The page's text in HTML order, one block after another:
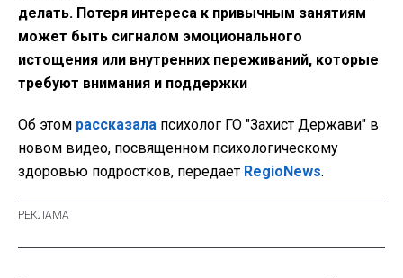
делать. Потеря интереса к привычным занятиям
может быть сигналом эмоционального
истощения или внутренних переживаний, которые
требуют внимания и поддержки
Об этом рассказала психолог ГО "Захист Держави" в
новом видео, посвященном психологическому
здоровью подростков, передает RegioNews.